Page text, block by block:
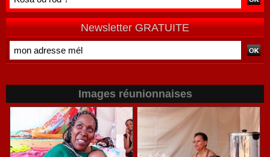
de terrain
Newsletter GRATUITE
Images réunionnaises